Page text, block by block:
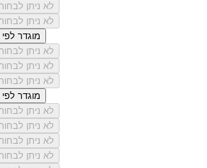
לא ניתן לבחור
לא ניתן לבחור
מוגדר לפי
לא ניתן לבחור
לא ניתן לבחור
לא ניתן לבחור
מוגדר לפי
לא ניתן לבחור
לא ניתן לבחור
לא ניתן לבחור
לא ניתן לבחור